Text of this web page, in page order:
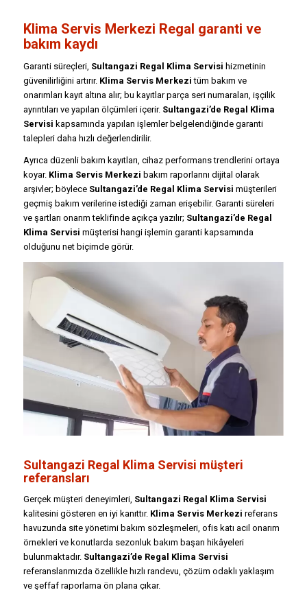
Klima Servis Merkezi Regal garanti ve
bakım kaydı
Garanti süreçleri, Sultangazi Regal Klima Servisi hizmetinin
güvenilirliğini artırır. Klima Servis Merkezi tüm bakım ve
onarımları kayıt altına alır; bu kayıtlar parça seri numaraları, işçilik
ayrıntıları ve yapılan ölçümleri içerir. Sultangazi’de Regal Klima
Servisi kapsamında yapılan işlemler belgelendiğinde garanti
talepleri daha hızlı değerlendirilir.
Ayrıca düzenli bakım kayıtları, cihaz performans trendlerini ortaya
koyar. Klima Servis Merkezi bakım raporlarını dijital olarak
arşivler; böylece Sultangazi’de Regal Klima Servisi müşterileri
geçmiş bakım verilerine istediği zaman erişebilir. Garanti süreleri
ve şartları onarım teklifinde açıkça yazılır; Sultangazi’de Regal
Klima Servisi müşterisi hangi işlemin garanti kapsamında
olduğunu net biçimde görür.
Sultangazi Regal Klima Servisi müşteri
referansları
Gerçek müşteri deneyimleri, Sultangazi Regal Klima Servisi
kalitesini gösteren en iyi kanıttır. Klima Servis Merkezi referans
havuzunda site yönetimi bakım sözleşmeleri, ofis katı acil onarım
örnekleri ve konutlarda sezonluk bakım başarı hikâyeleri
bulunmaktadır. Sultangazi’de Regal Klima Servisi
referanslarımızda özellikle hızlı randevu, çözüm odaklı yaklaşım
ve şeffaf raporlama ön plana çıkar.